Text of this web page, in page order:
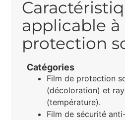
applicable
protection
Catégories
Film de protection
(décoloration) et
(température).
Film de sécurité